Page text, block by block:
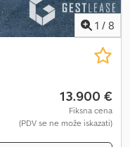
1 / 8
13.900 €
Fiksna cena
(PDV se ne može iskazati)